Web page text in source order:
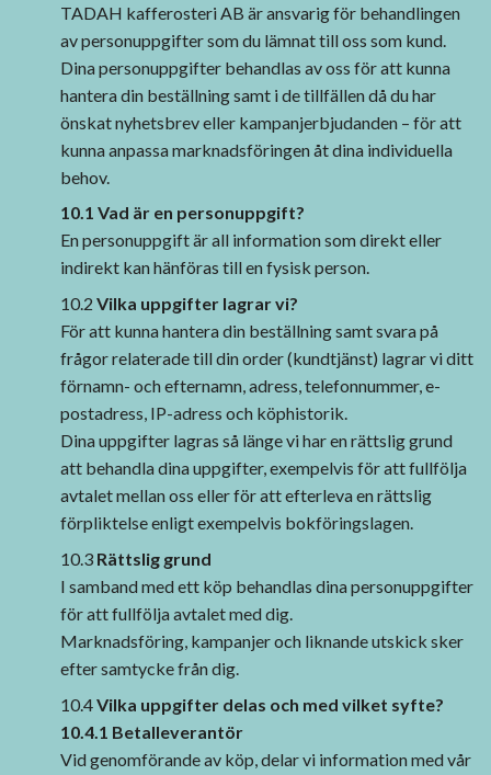
TADAH kafferosteri AB är ansvarig för behandlingen
av personuppgifter som du lämnat till oss som kund.
Dina personuppgifter behandlas av oss för att kunna
hantera din beställning samt i de tillfällen då du har
önskat nyhetsbrev eller kampanjerbjudanden – för att
kunna anpassa marknadsföringen åt dina individuella
behov.
10.1 Vad är en personuppgift?
En personuppgift är all information som direkt eller
indirekt kan hänföras till en fysisk person.
10.2 Vilka uppgifter lagrar vi?
För att kunna hantera din beställning samt svara på
frågor relaterade till din order (kundtjänst) lagrar vi ditt
förnamn- och efternamn, adress, telefonnummer, e-
postadress, IP-adress och köphistorik.
Dina uppgifter lagras så länge vi har en rättslig grund
att behandla dina uppgifter, exempelvis för att fullfölja
avtalet mellan oss eller för att efterleva en rättslig
förpliktelse enligt exempelvis bokföringslagen.
10.3 Rättslig grund
I samband med ett köp behandlas dina personuppgifter
för att fullfölja avtalet med dig.
Marknadsföring, kampanjer och liknande utskick sker
efter samtycke från dig.
10.4Vilka uppgifter delas och med vilket syfte?
10.4.1 Betalleverantör
Vid genomförande av köp, delar vi information med vår